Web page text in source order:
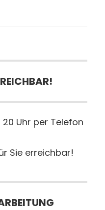
Uhr per Telefon
Sie erreichbar!